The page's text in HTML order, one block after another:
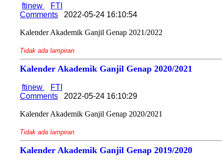
ftinew
FTI
Comments
2022-05-24 16:10:54
Kalender Akademik Ganjil Genap 2021/2022
Tidak ada lampiran
Kalender Akademik Ganjil Genap 2020/2021
ftinew
FTI
Comments
2022-05-24 16:10:29
Kalender Akademik Ganjil Genap 2020/2021
Tidak ada lampiran
Kalender Akademik Ganjil Genap 2019/2020